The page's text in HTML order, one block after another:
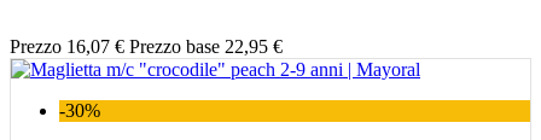
Prezzo 16,07 € Prezzo base 22,95 €
-30%